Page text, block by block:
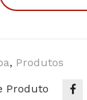
, Produtos
Produto